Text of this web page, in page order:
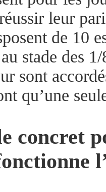
leur
de 10
stade des
sont
qu’une
concret